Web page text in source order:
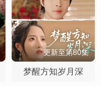
更新至第80集
梦醒方知岁月深